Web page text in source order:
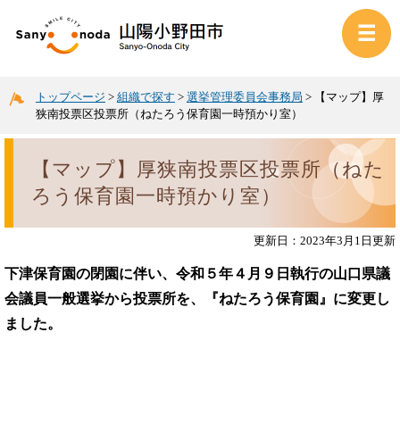
トップページ > 組織で探す > 選挙管理委員会事務局 >
【マップ】厚
狭南投票区投票所（ねたろう保育園一時預かり室）
【マップ】厚狭南投票区投票所（ねた
ろう保育園一時預かり室）
更新日：2023年3月1日更新
下津保育園の閉園に伴い、令和５年４月９日執行の山口県議
会議員一般選挙から投票所を、『ねたろう保育園』に変更し
ました。